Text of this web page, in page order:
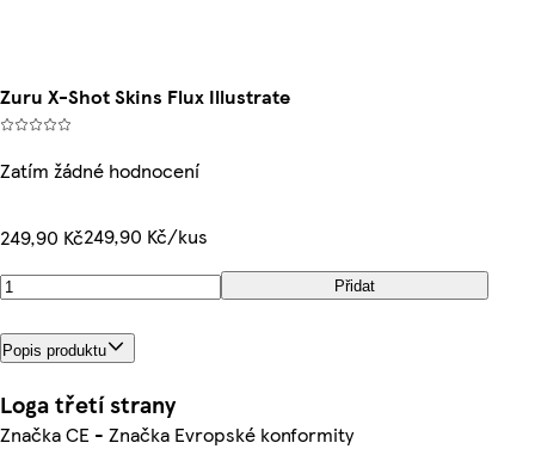
Zuru X-Shot Skins Flux Illustrate
Zatím žádné hodnocení
249,90 Kč249,90 Kč/kus
Přidat
Popis produktu
Loga třetí strany
Značka CE - Značka Evropské konformity